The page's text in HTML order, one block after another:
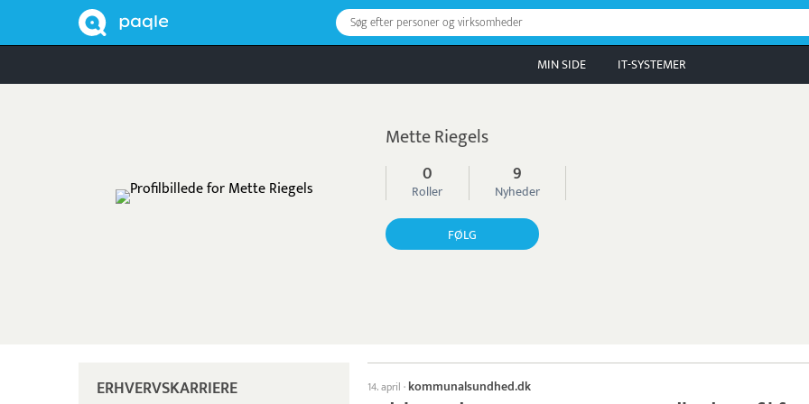
Søg efter personer og virksomheder
MIN SIDE IT-SYSTEMER
Mette Riegels
0
Roller
9
Nyheder
FØLG
ERHVERVSKARRIERE 14. april · kommunalsundhed.dk